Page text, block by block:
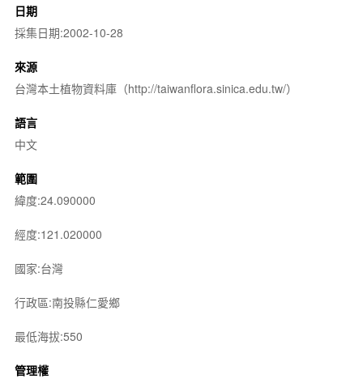
日期
採集日期:2002-10-28
來源
台灣本土植物資料庫（http://taiwanflora.sinica.edu.tw/）
語言
中文
範圍
緯度:24.090000
經度:121.020000
國家:台灣
行政區:南投縣仁愛鄉
最低海拔:550
管理權